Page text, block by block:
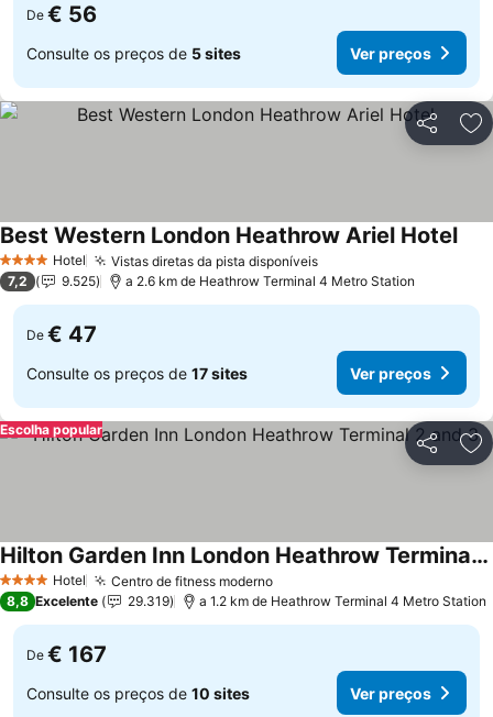
De € 56
Consulte os preços de 5 sites Ver preços
Partilhar
4 EstrelasHotel Vistas diretas da pista disponíveisVer preços
Best Western London Heathrow Ariel HotelVer
7,2 9.525 a 2.6 km de Heathrow Terminal 4 Metro Station
De € 47
Consulte os preços de 17 sites Ver preços
Partilhar
Escolha popular
4 EstrelasHotel Centro de fitness modernoVer preços
Hilton Garden Inn London Heathrow Terminal 2 and 3
Ver preços
8,8 Excelente 29.319 a 1.2 km de Heathrow Terminal 4 Metro Station
De € 167
Consulte os preços de 10 sites Ver preços